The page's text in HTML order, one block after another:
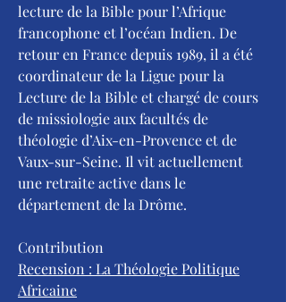
lecture de la Bible pour l’Afrique
francophone et l’océan Indien. De
retour en France depuis 1989, il a été
coordinateur de la Ligue pour la
Lecture de la Bible et chargé de cours
de missiologie aux facultés de
théologie d’Aix-en-Provence et de
Vaux-sur-Seine. Il vit actuellement
une retraite active dans le
département de la Drôme.
Contribution
​Recension : La Théologie Politique
Africaine